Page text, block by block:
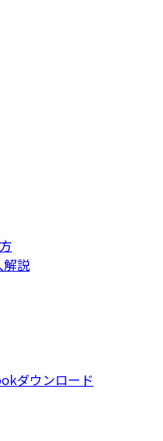
解説
ダウンロード